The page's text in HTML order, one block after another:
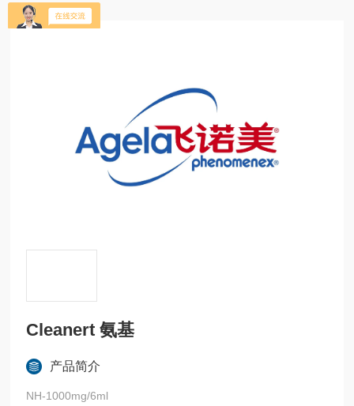
Cleanert 氨基
产品简介
NH-1000mg/6ml